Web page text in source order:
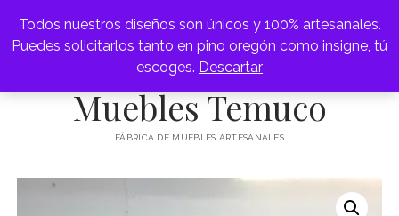
Todos nuestros diseños son únicos y 100% artesanales.
Puedes solicitarlos tanto en pino oregón como insigne, tú
escoges. Descartar
FÁBRICA DE MUEBLES
APARADOR
abrir
menú
Muebles Temuco
FÁBRICA DE MUEBLES ARTESANALES